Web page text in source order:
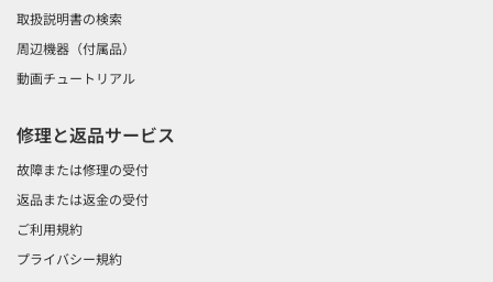
取扱説明書の検索
周辺機器（付属品）
動画チュートリアル
修理と返品サービス
故障または修理の受付
返品または返金の受付
ご利用規約
プライバシー規約